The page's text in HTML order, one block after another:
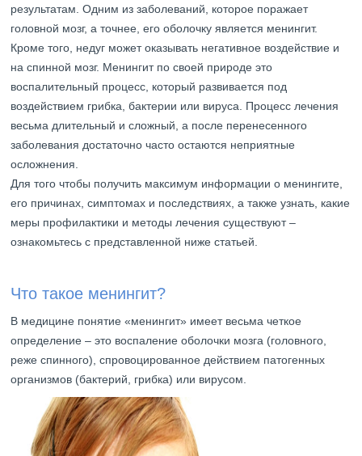
результатам. Одним из заболеваний, которое поражает
головной мозг, а точнее, его оболочку является менингит.
Кроме того, недуг может оказывать негативное воздействие и
на спинной мозг. Менингит по своей природе это
воспалительный процесс, который развивается под
воздействием грибка, бактерии или вируса. Процесс лечения
весьма длительный и сложный, а после перенесенного
заболевания достаточно часто остаются неприятные
осложнения.
Для того чтобы получить максимум информации о менингите,
его причинах, симптомах и последствиях, а также узнать, какие
меры профилактики и методы лечения существуют –
ознакомьтесь с представленной ниже статьей.
Что такое менингит?
В медицине понятие «менингит» имеет весьма четкое
определение – это воспаление оболочки мозга (головного,
реже спинного), спровоцированное действием патогенных
организмов (бактерий, грибка) или вирусом.